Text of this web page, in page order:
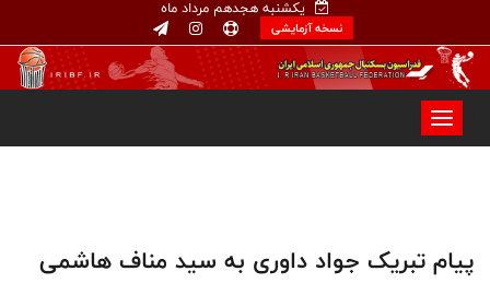
یکشنبه هجدهم مرداد ماه
نسخه آزمایشی
پیام تبریک جواد داوری به سید مناف هاشمی